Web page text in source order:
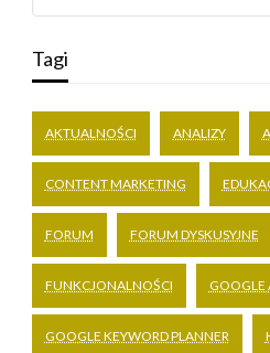
Tagi
AKTUALNOŚCI ANALIZY
CONTENT MARKETING
FORUM FORUM DYSKUSYJNE
FUNKCJONALNOŚCI GOOGLE
GOOGLE KEYWORD PLANNER